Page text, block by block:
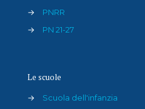
→
PNRR
→
PN 21-27
Le scuole
→
Scuola dell'infanzia